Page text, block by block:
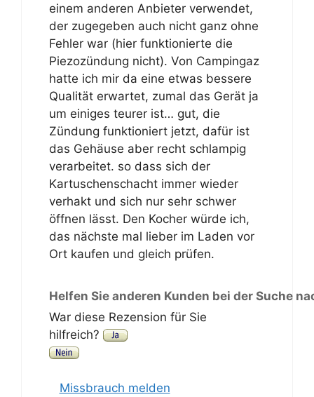
einem anderen Anbieter verwendet,
der zugegeben auch nicht ganz ohne
Fehler war (hier funktionierte die
Piezozündung nicht). Von Campingaz
hatte ich mir da eine etwas bessere
Qualität erwartet, zumal das Gerät ja
um einiges teurer ist… gut, die
Zündung funktioniert jetzt, dafür ist
das Gehäuse aber recht schlampig
verarbeitet. so dass sich der
Kartuschenschacht immer wieder
verhakt und sich nur sehr schwer
öffnen lässt. Den Kocher würde ich,
das nächste mal lieber im Laden vor
Ort kaufen und gleich prüfen.
Helfen Sie anderen Kunden bei der Suche
War diese Rezension für Sie
hilfreich?
Missbrauch melden